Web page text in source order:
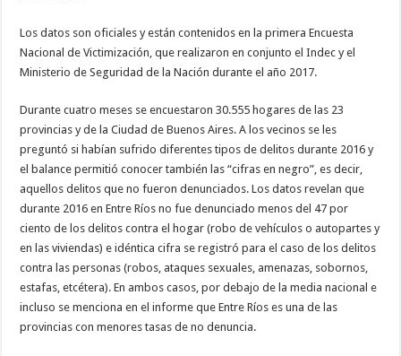
Los datos son oficiales y están contenidos en la primera Encuesta
Nacional de Victimización, que realizaron en conjunto el Indec y el
Ministerio de Seguridad de la Nación durante el año 2017.
Durante cuatro meses se encuestaron 30.555 hogares de las 23
provincias y de la Ciudad de Buenos Aires. A los vecinos se les
preguntó si habían sufrido diferentes tipos de delitos durante 2016 y
el balance permitió conocer también las “cifras en negro”, es decir,
aquellos delitos que no fueron denunciados. Los datos revelan que
durante 2016 en Entre Ríos no fue denunciado menos del 47 por
ciento de los delitos contra el hogar (robo de vehículos o autopartes y
en las viviendas) e idéntica cifra se registró para el caso de los delitos
contra las personas (robos, ataques sexuales, amenazas, sobornos,
estafas, etcétera). En ambos casos, por debajo de la media nacional e
incluso se menciona en el informe que Entre Ríos es una de las
provincias con menores tasas de no denuncia.